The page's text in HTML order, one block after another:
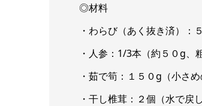
◎材料
・わらび（あく抜き済）：
・人参：1/3本（約５０g、
・茹で筍：１５０g（小さめ
・干し椎茸：２個（水で戻